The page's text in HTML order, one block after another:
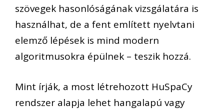
szövegek hasonlóságának vizsgálatára is
használhat, de a fent említett nyelvtani
elemző lépések is mind modern
algoritmusokra épülnek – teszik hozzá.
Mint írják, a most létrehozott HuSpaCy
rendszer alapja lehet hangalapú vagy